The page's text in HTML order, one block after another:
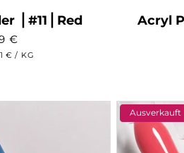
⎥ #11⎥ Red
€
€ / PRO
KG
Acryl
Ausverkauft